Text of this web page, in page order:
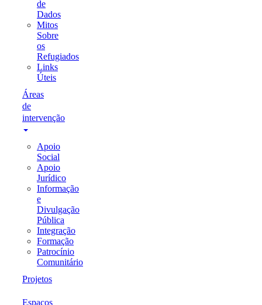
de
Dados
Mitos
Sobre
os
Refugiados
Links
Úteis
Áreas
de
intervenção
Apoio
Social
Apoio
Jurídico
Informação
e
Divulgação
Pública
Integração
Formação
Patrocínio
Comunitário
Projetos
Espaços